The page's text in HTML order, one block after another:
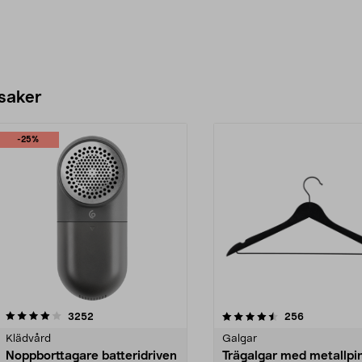
-25%
3252
Klädvård
Noppborttagare batteridriven
4.5av 5 stjärnor 256recensioner
Galgar
Trägalgar med
4.0av 5 stjärnor